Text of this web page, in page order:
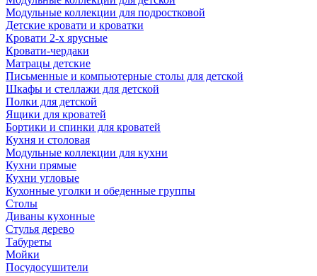
Модульные коллекции для подростковой
Детские кровати и кроватки
Кровати 2-х ярусные
Кровати-чердаки
Матрацы детские
Письменные и компьютерные столы для детской
Шкафы и стеллажи для детской
Полки для детской
Ящики для кроватей
Бортики и спинки для кроватей
Кухня и столовая
Модульные коллекции для кухни
Кухни прямые
Кухни угловые
Кухонные уголки и обеденные группы
Столы
Диваны кухонные
Стулья дерево
Табуреты
Мойки
Посудосушители